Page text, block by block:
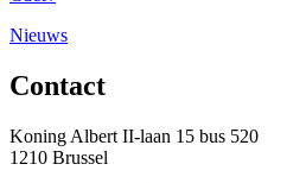
Nieuws
Contact
Koning Albert II-laan 15 bus 520
1210 Brussel